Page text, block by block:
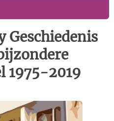
Geschiedenis
1975-2019